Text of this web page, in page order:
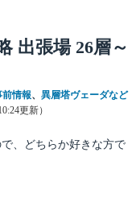
出張場 26層～
前情報、 異層塔ヴェーダなど
更新）
、どちらか好きな方で